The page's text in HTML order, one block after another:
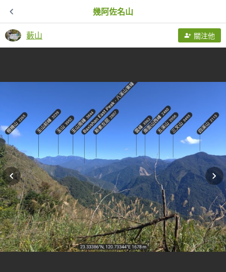
幾阿佐名山
藪山 關注他